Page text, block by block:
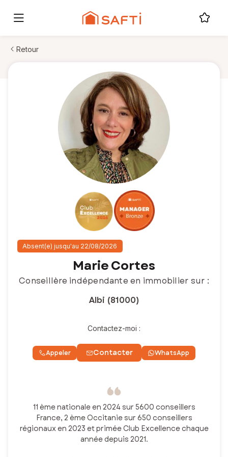
Retour
Absent(e) jusqu'au 22/08/2026
Marie Cortes
Conseillère indépendante en immobilier sur :
Albi (81000)
Contactez-moi :
Appeler Contacter WhatsApp
11 ème nationale en 2024 sur 5600 conseillers
France, 2 ème Occitanie sur 650 conseillers
régionaux en 2023 et primée Club Excellence chaque
année depuis 2021.